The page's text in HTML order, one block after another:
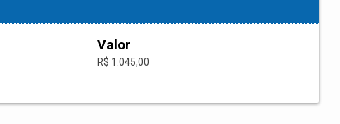
Valor
R$ 1.045,00